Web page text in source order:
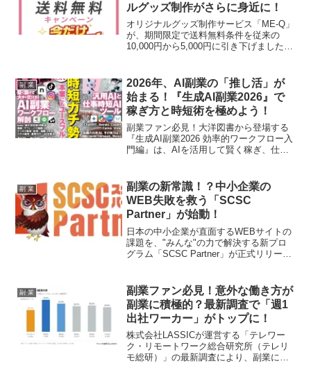
ルグッズ制作がさらに身近に！
オリジナルグッズ制作サービス「ME-Q」
が、期間限定で送料無料条件を従来の
10,000円から5,000円に引き下げました。
にとって、より手軽にオリジナルグッズ
を制作できる絶好の機会です。
副 業
2026年、AI副業の「推し活」が
始まる！『生成AI副業2026』で
稼ぎ方と時短術を極めよう！
副業ファン必見！大洋図書から登場する
『生成AI副業2026 効率的ワークフロー入
門編』は、AIを活用して賢く稼ぎ、仕事
略まで、あなたの「AI副業推し活」を強
力にサポートする情報をお届けします！
副 業
副業の新常識！？中小企業の
WEB失敗を救う「SCSC
Partner」が始動！
日本の中小企業が直面するWEBサイトの
課題を、"みんな"の力で解決する新プロ
グラム「SCSC Partner」が正式リリース
組みで、あなたも「Paladin（パラディ
ン）」として活躍し、日本経済の活性化
に貢献しませんか？
副 業
副業ファン必見！意外な働き方が
副業に積極的？最新調査で「週1
出社ワーカー」がトップに！
株式会社LASSICが運営する「テレワー
ク・リモートワーク総合研究所（テレリ
モ総研）」の最新調査により、副業に最